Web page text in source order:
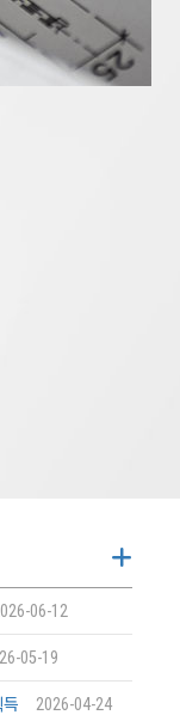
06-12
05-19
2026-04-24
득